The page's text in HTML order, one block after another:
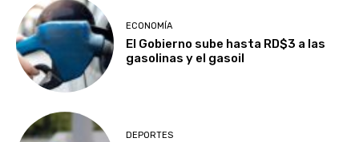
ECONOMÍA
El Gobierno sube hasta RD$3 a las
gasolinas y el gasoil
DEPORTES